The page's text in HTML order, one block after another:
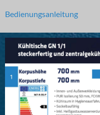
Bedienungsanleitung